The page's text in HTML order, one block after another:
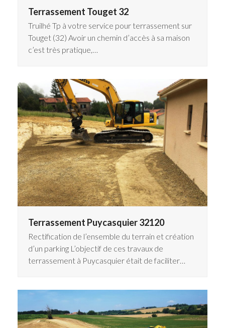
Terrassement Touget 32
Truilhé Tp à votre service pour terrassement sur
Touget (32) Avoir un chemin d’accès à sa maison
c’est très pratique,…
Terrassement Puycasquier 32120
Rectification de l’ensemble du terrain et création
d’un parking L’objectif de ces travaux de
terrassement à Puycasquier était de faciliter…